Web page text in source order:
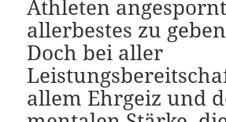
Athleten
allerbestes zu
Doch bei aller
allem Ehrgeiz und